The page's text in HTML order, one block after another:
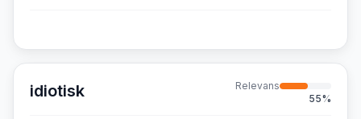
idiotisk
Relevans
55%